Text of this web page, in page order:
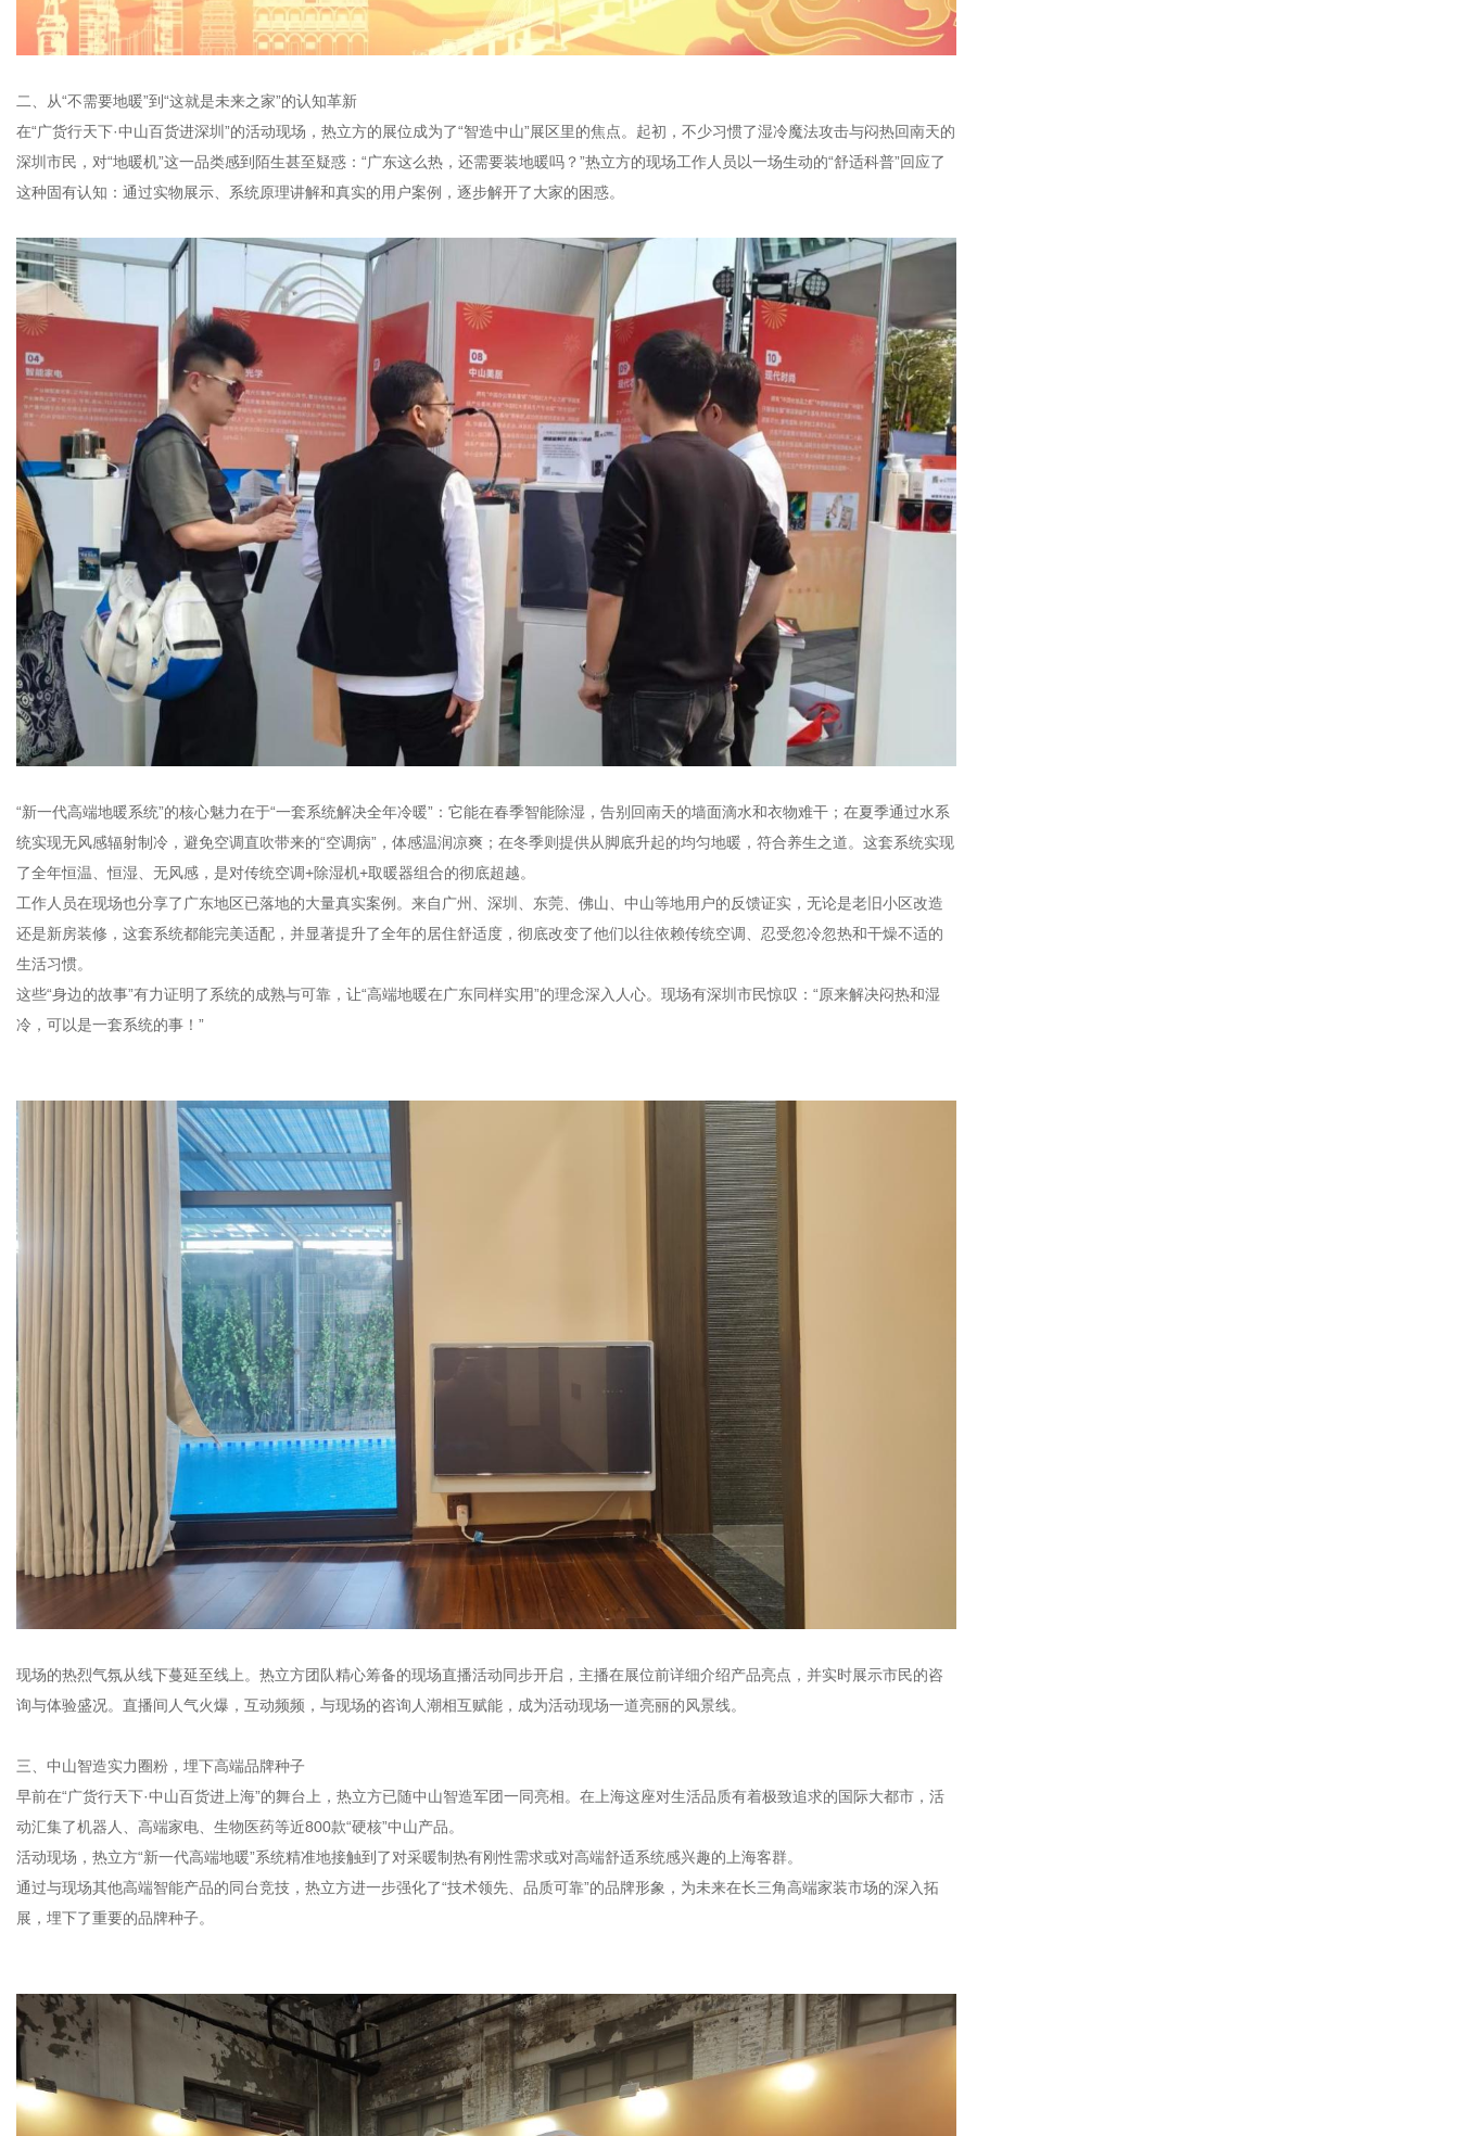
二、从“不需要地暖”到“这就是未来之家”的认知革新
在“广货行天下·中山百货进深圳”的活动现场，热立方的展位成为了“智造中山”展区里的焦点。起初，不少习惯了湿冷魔法攻击与闷热回南天的
深圳市民，对“地暖机”这一品类感到陌生甚至疑惑：“广东这么热，还需要装地暖吗？”热立方的现场工作人员以一场生动的“舒适科普”回应了
这种固有认知：通过实物展示、系统原理讲解和真实的用户案例，逐步解开了大家的困惑。
“新一代高端地暖系统”的核心魅力在于“一套系统解决全年冷暖”：它能在春季智能除湿，告别回南天的墙面滴水和衣物难干；在夏季通过水系
统实现无风感辐射制冷，避免空调直吹带来的“空调病”，体感温润凉爽；在冬季则提供从脚底升起的均匀地暖，符合养生之道。这套系统实现
了全年恒温、恒湿、无风感，是对传统空调+除湿机+取暖器组合的彻底超越。
工作人员在现场也分享了广东地区已落地的大量真实案例。来自广州、深圳、东莞、佛山、中山等地用户的反馈证实，无论是老旧小区改造
还是新房装修，这套系统都能完美适配，并显著提升了全年的居住舒适度，彻底改变了他们以往依赖传统空调、忍受忽冷忽热和干燥不适的
生活习惯。
这些“身边的故事”有力证明了系统的成熟与可靠，让“高端地暖在广东同样实用”的理念深入人心。现场有深圳市民惊叹：“原来解决闷热和湿
冷，可以是一套系统的事！”
现场的热烈气氛从线下蔓延至线上。热立方团队精心筹备的现场直播活动同步开启，主播在展位前详细介绍产品亮点，并实时展示市民的咨
询与体验盛况。直播间人气火爆，互动频频，与现场的咨询人潮相互赋能，成为活动现场一道亮丽的风景线。
三、中山智造实力圈粉，埋下高端品牌种子
早前在“广货行天下·中山百货进上海”的舞台上，热立方已随中山智造军团一同亮相。在上海这座对生活品质有着极致追求的国际大都市，活
动汇集了机器人、高端家电、生物医药等近800款“硬核”中山产品。
活动现场，热立方“新一代高端地暖”系统精准地接触到了对采暖制热有刚性需求或对高端舒适系统感兴趣的上海客群。
通过与现场其他高端智能产品的同台竞技，热立方进一步强化了“技术领先、品质可靠”的品牌形象，为未来在长三角高端家装市场的深入拓
展，埋下了重要的品牌种子。